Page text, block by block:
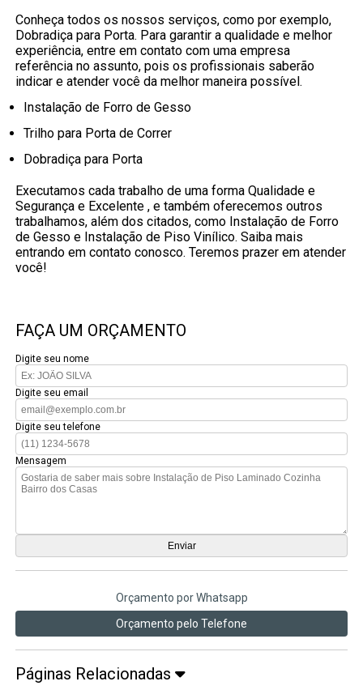
Conheça todos os nossos serviços, como por exemplo,
Dobradiça para Porta. Para garantir a qualidade e melhor
experiência, entre em contato com uma empresa
referência no assunto, pois os profissionais saberão
indicar e atender você da melhor maneira possível.
Instalação de Forro de Gesso
Trilho para Porta de Correr
Dobradiça para Porta
Executamos cada trabalho de uma forma Qualidade e
Segurança e Excelente , e também oferecemos outros
trabalhamos, além dos citados, como Instalação de Forro
de Gesso e Instalação de Piso Vinílico. Saiba mais
entrando em contato conosco. Teremos prazer em atender
você!
FAÇA UM ORÇAMENTO
Digite seu nome
Digite seu email
Digite seu telefone
Mensagem
Orçamento por Whatsapp
Orçamento pelo Telefone
Páginas Relacionadas